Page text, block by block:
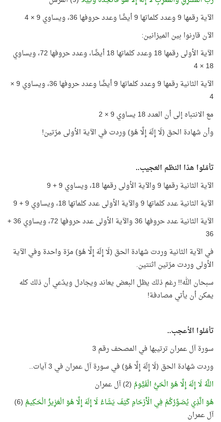
الآية رقمها 9 وعدد كلماتها 9 أيضًا وعدد حروفها 36، ويساوي 9 × 4
الآن قارنوا بين الميزانين:
الآية الأولى رقمها 18 وعدد كلماتها 18 أيضًا، وعدد حروفها 72، ويساوي
18 × 4
الآية الثانية رقمها 9 وعدد كلماتها 9 أيضًا وعدد حروفها 36، ويساوي 9 ×
4
مع الانتباه إلى أن العدد 18 يساوي 9 × 2
وأن شهادة الحق (لَا إِلَهَ إِلَّا هُوَ) وردت في الآية الأولى مرّتين!
تأمّلوا هذا النظم العجيب..
الآية الثانية رقمها 9 والآية الأولى رقمها 18، ويساوي 9 + 9
الآية الثانية عدد كلماتها 9 والآية الأولى عدد كلماتها 18، ويساوي 9 + 9
الآية الثانية عدد حروفها 36 والآية الأولى عدد حروفها 72، ويساوي 36 +
36
في الآية الثانية وردت شهادة الحق (لَا إِلَهَ إِلَّا هُوَ) مرّة واحدة وفي الآية
الأولى وردت مرّتين اثنتين.
سبحان الله!! رغم ذلك يظل البعض يعاند ويجادل ويدّعي أن ذلك كله
يمكن أن يأتي مصادفة!
تأمّلوا الأعجب..
سورة آل عمران ترتيبها في المصحف رقم 3
وردت شهادة الحق (لَا إِلَهَ إِلَّا هُوَ) في سورة آل عمران في 3 آيات..
اللَّهُ لَا إِلَهَ إِلَّا هُوَ الْحَيُّ الْقَيُّومُ (2) آل عمران
هُوَ الَّذِي يُصَوِّرُكُمْ فِي الْأَرْحَامِ كَيْفَ يَشَاءُ لَا إِلَهَ إِلَّا هُوَ الْعَزِيزُ الْحَكِيمُ
(6)
آل عمران